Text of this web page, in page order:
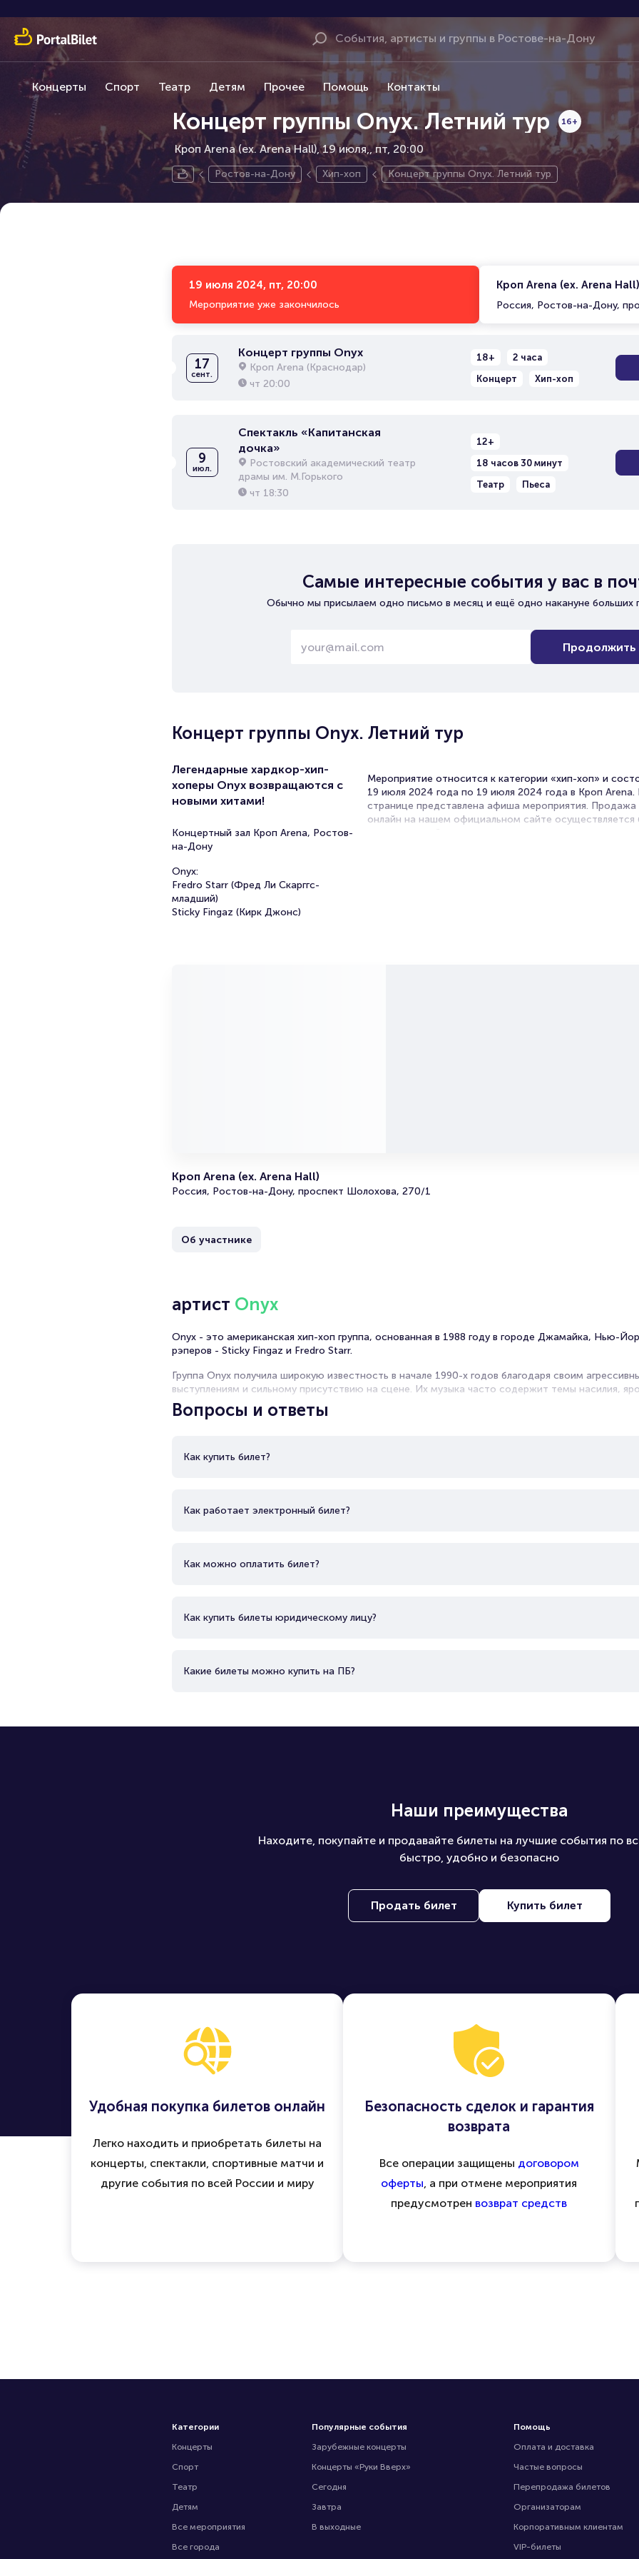
Концерты Спорт Театр Детям Прочее Помощь Контакты
Концерт группы Onyx. Летний тур
Кроп Arena (ex. Arena Hall), 19 июля,
16+
пт, 20:00
Ростов-на-Дону Хип-хоп Концерт группы Onyx. Летний тур
19 июля 2024, пт, 20:00
Мероприятие уже закончилось
Кроп Arena (ex. Arena Hall)
Россия, Ростов-на-Дону,
17
сент.
Концерт группы Onyx
Кроп Arena (Краснодар)
чт 20:00
18+
2 часа
Концерт
Хип-хоп
9
июл.
Спектакль «Капитанская
дочка»
Ростовский академический театр
драмы им. М.Горького
чт 18:30
12+
18 часов 30 минут
Театр
Пьеса
Самые интересные события у вас в
Обычно мы присылаем одно письмо в месяц и ещё одно накануне больших
Продолжить
Концерт группы Onyx. Летний тур
Легендарные хардкор-хип-
хоперы Onyx возвращаются с
новыми хитами!
Концертный зал Кроп Arena, Ростов-
на-Дону
Onyx:
Fredro Starr (Фред Ли Скарггс-
младший)
Sticky Fingaz (Кирк Джонс)
Мероприятие относится к категории «хип-хоп» и
19 июля 2024 года по 19 июля 2024 года в Кроп Arena.
странице представлена афиша мероприятия. Продажа
онлайн на нашем официальном сайте осуществляется
Кроп Arena (ex. Arena Hall)
Россия, Ростов-на-Дону, проспект Шолохова, 270/1
Об участнике
артист Onyx
Onyx - это американская хип-хоп группа, основанная в 1988 году в городе Джамайка, Нью-
рэперов - Sticky Fingaz и Fredro Starr.
Группа Onyx получила широкую известность в начале 1990-х годов благодаря своим
выступлениям и сильному присутствию на сцене. Их музыка часто содержит темы насилия,
В 1993 году Onyx выпустили свой дебютный альбом "Bacdafucup", который стал большим
Onyx также известны своими сотрудничествами с другими известными хип-хоп артистами,
Вопросы и ответы
Как купить билет?
Как работает электронный билет?
Как можно оплатить билет?
Как купить билеты юридическому лицу?
Какие билеты можно купить на ПБ?
Наши преимущества
Находите, покупайте и продавайте билеты на лучшие события по
быстро, удобно и безопасно
Продать билет Купить билет
Удобная покупка билетов онлайн
Легко находить и приобретать билеты на
концерты, спектакли, спортивные матчи и
другие события по всей России и миру
Безопасность сделок и гарантия
возврата
Все операции защищены договором
оферты, а при отмене мероприятия
предусмотрен возврат средств
Категории
Концерты
Спорт
Театр
Детям
Все мероприятия
Все города
Популярные события
Зарубежные концерты
Концерты «Руки Вверх»
Сегодня
Завтра
В выходные
Помощь
Оплата и доставка
Частые вопросы
Перепродажа билетов
Организаторам
Корпоративным клиентам
VIP-билеты